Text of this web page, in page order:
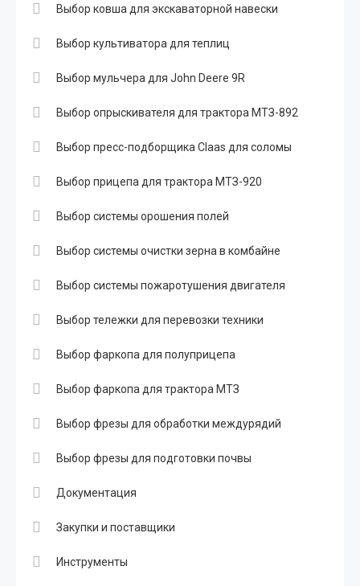
Выбор ковша для экскаваторной навески
Выбор культиватора для теплиц
Выбор мульчера для John Deere 9R
Выбор опрыскивателя для трактора МТЗ-892
Выбор пресс-подборщика Claas для соломы
Выбор прицепа для трактора МТЗ-920
Выбор системы орошения полей
Выбор системы очистки зерна в комбайне
Выбор системы пожаротушения двигателя
Выбор тележки для перевозки техники
Выбор фаркопа для полуприцепа
Выбор фаркопа для трактора МТЗ
Выбор фрезы для обработки междурядий
Выбор фрезы для подготовки почвы
Документация
Закупки и поставщики
Инструменты